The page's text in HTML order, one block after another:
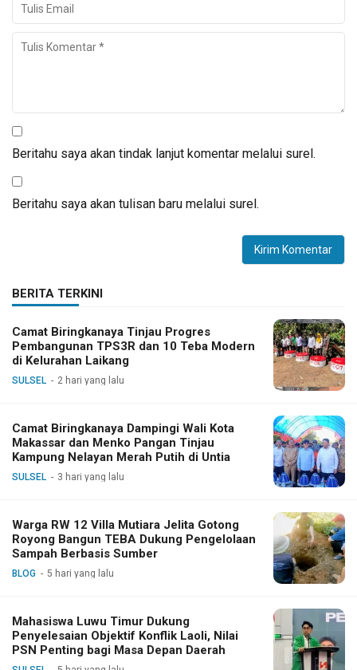
Beritahu saya akan tindak lanjut komentar melalui surel.
Beritahu saya akan tulisan baru melalui surel.
BERITA TERKINI
Camat Biringkanaya Tinjau Progres
Pembangunan TPS3R dan 10 Teba Modern
di Kelurahan Laikang
SULSEL 2 hari yang lalu
Camat Biringkanaya Dampingi Wali Kota
Makassar dan Menko Pangan Tinjau
Kampung Nelayan Merah Putih di Untia
SULSEL 3 hari yang lalu
Warga RW 12 Villa Mutiara Jelita Gotong
Royong Bangun TEBA Dukung Pengelolaan
Sampah Berbasis Sumber
BLOG 5 hari yang lalu
Mahasiswa Luwu Timur Dukung
Penyelesaian Objektif Konflik Laoli, Nilai
PSN Penting bagi Masa Depan Daerah